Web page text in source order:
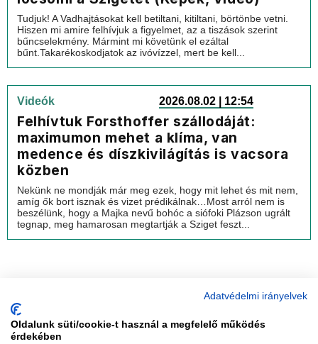
Tudjuk! A Vadhajtásokat kell betiltani, kitiltani, börtönbe vetni.
Hiszen mi amire felhívjuk a figyelmet, az a tiszások szerint
bűncselekmény. Mármint mi követünk el ezáltal
bűnt.Takarékoskodjatok az ivóvízzel, mert be kell...
Videók 2026.08.02 | 12:54
Felhívtuk Forsthoffer szállodáját:
maximumon mehet a klíma, van
medence és díszkivilágítás is vacsora
közben
Nekünk ne mondják már meg ezek, hogy mit lehet és mit nem,
amíg ők bort isznak és vizet prédikálnak…Most arról nem is
beszélünk, hogy a Majka nevű bohóc a siófoki Plázson ugrált
tegnap, meg hamarosan megtartják a Sziget feszt...
Adatvédelmi irányelvek
Oldalunk süti/cookie-t használ a megfelelő működés
érdekében